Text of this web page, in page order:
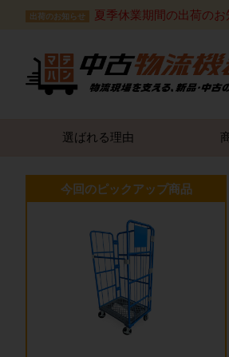
出荷のお知らせ 夏季休業期間の出荷のお
選ばれる理由
今回のピックアップ商品